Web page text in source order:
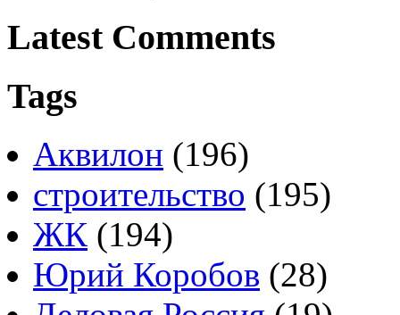
Latest Comments
Tags
Аквилон (196)
строительство (195)
ЖК (194)
Юрий Коробов (28)